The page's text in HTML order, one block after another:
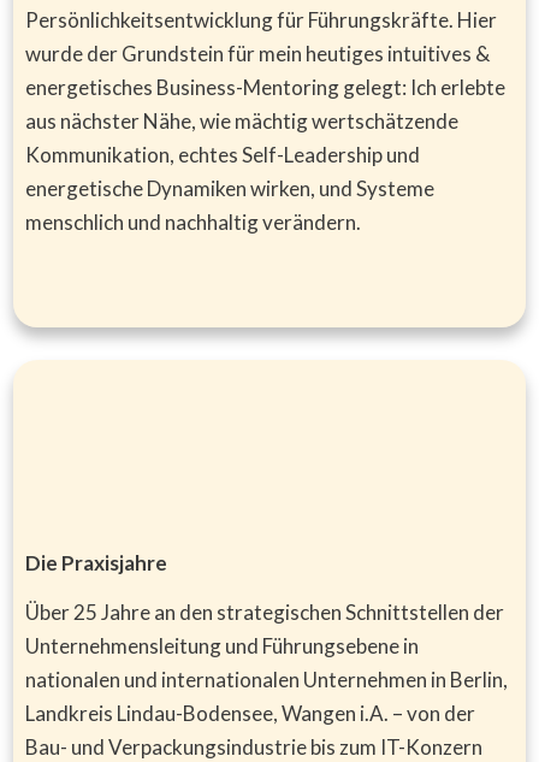
Persönlichkeitsentwicklung für Führungskräfte. Hier
wurde der Grundstein für mein heutiges intuitives &
energetisches Business-Mentoring gelegt: Ich erlebte
aus nächster Nähe, wie mächtig wertschätzende
Kommunikation, echtes Self-Leadership und
energetische Dynamiken wirken, und Systeme
menschlich und nachhaltig verändern.
Die Praxisjahre
Über 25 Jahre an den strategischen Schnittstellen der
Unternehmensleitung und Führungsebene in
nationalen und internationalen Unternehmen in Berlin,
Landkreis Lindau-Bodensee, Wangen i.A. – von der
Bau- und Verpackungsindustrie bis zum IT-Konzern